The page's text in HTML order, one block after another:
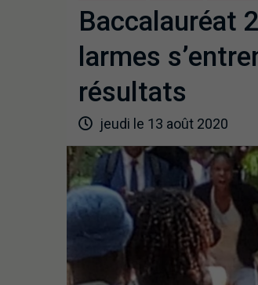
Baccalauréat
larmes
résultats
jeudi le 13 août 2020